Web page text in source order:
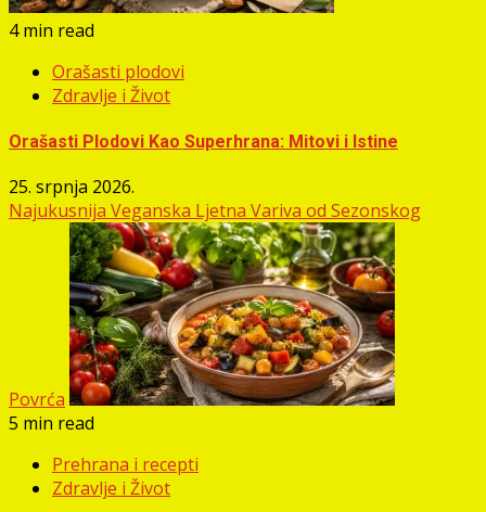
4 min read
Orašasti plodovi
Zdravlje i Život
Orašasti Plodovi Kao Superhrana: Mitovi i Istine
25. srpnja 2026.
Najukusnija Veganska Ljetna Variva od Sezonskog
Povrća
5 min read
Prehrana i recepti
Zdravlje i Život